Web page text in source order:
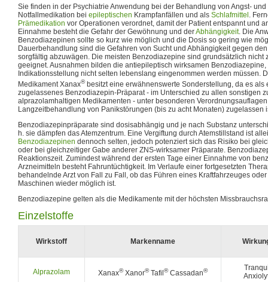
Sie finden in der Psychiatrie Anwendung bei der Behandlung von Angst-
Notfallmedikation bei epileptischen Krampfanfällen und als Schlafmittel .
Prämedikation vor Operationen verordnet, damit der Patient entspannt und
Einnahme besteht die Gefahr der Gewöhnung und derAbhängigkeit. Die
Benzodiazepinen sollte so kurz wie möglich und die Dosis so gering wie
Dauerbehandlung sind die Gefahren von Sucht und Abhängigkeit gegen
sorgfältig abzuwägen. Die meisten Benzodiazepine sind grundsätzlich nicht
geeignet. Ausnahmen bilden die antiepileptisch wirksamen
Indikationsstellung nicht selten lebenslang eingenommen werden müssen.
Medikament Xanax®besitzt eine erwähnenswerte Sonderstellung, da es als
zugelassenes Benzodiazepin-Präparat - im Unterschied zu allen sonstigen
alprazolamhaltigen Medikamenten - unter besonderen
Langzeitbehandlung von Panikstörungen (bis zu acht Monaten) zugelassen
Benzodiazepinpräparate sind dosisabhängig und je nach Substanz
h. sie dämpfen das Atemzentrum. Eine Vergiftung durch Atemstillstand ist
Benzodiazepinen dennoch selten, jedoch potenziert sich das Risiko bei
oder bei gleichzeitiger Gabe anderer ZNS-wirksamer Präparate.
Reaktionszeit. Zumindest während der ersten Tage einer Einnahme von
Arzneimitteln besteht Fahruntüchtigkeit. Im Verlaufe einer fortgesetzten
behandelnde Arzt von Fall zu Fall, ob das Führen eines Kraftfahrzeuges
Maschinen wieder möglich ist.
Benzodiazepine gelten als die Medikamente mit der höchsten
Einzelstoffe
Wirkstoff Markenname
Alprazolam Xanax®Xanor®Tafil®Cassadan®